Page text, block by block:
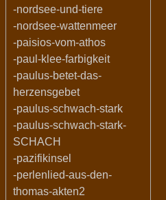
-nordsee-und-tiere
-nordsee-wattenmeer
-paisios-vom-athos
-paul-klee-farbigkeit
-paulus-betet-das-
herzensgebet
-paulus-schwach-stark
-paulus-schwach-stark-
SCHACH
-pazifikinsel
-perlenlied-aus-den-
thomas-akten2